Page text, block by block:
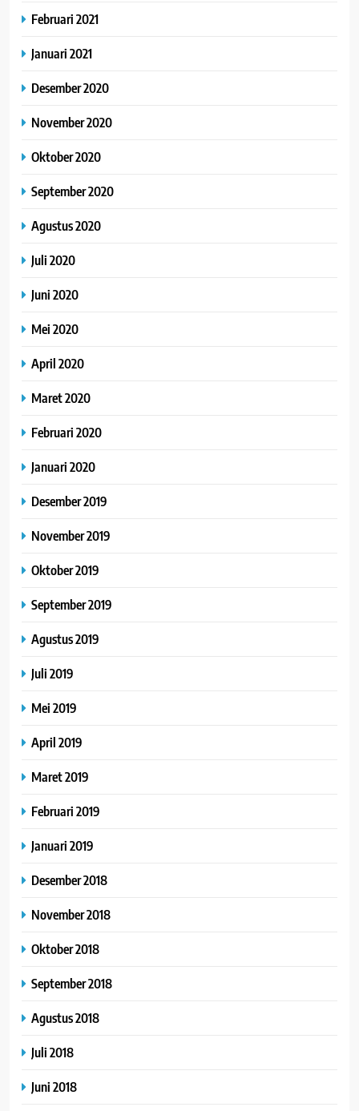
Februari 2021
Januari 2021
Desember 2020
November 2020
Oktober 2020
September 2020
Agustus 2020
Juli 2020
Juni 2020
Mei 2020
April 2020
Maret 2020
Februari 2020
Januari 2020
Desember 2019
November 2019
Oktober 2019
September 2019
Agustus 2019
Juli 2019
Mei 2019
April 2019
Maret 2019
Februari 2019
Januari 2019
Desember 2018
November 2018
Oktober 2018
September 2018
Agustus 2018
Juli 2018
Juni 2018